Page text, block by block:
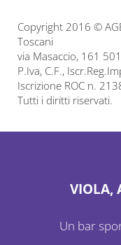
Copyright 2016 ©
Toscani
via Masaccio, 161
P.Iva, C.F.,
Iscrizione ROC n.
Tutti i diritti riservati.
VIOLA,
Un bar